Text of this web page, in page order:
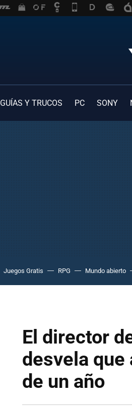
GUÍAS Y TRUCOS PC SONY
Juegos Gratis RPG Mundo abierto
El director
desvela que
de un año